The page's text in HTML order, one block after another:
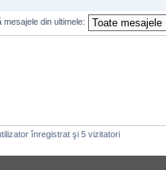
mesajele din ultimele:
înregistrat şi 5 vizitatori